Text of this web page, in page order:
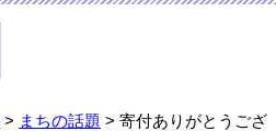
> まちの話題 > 寄付ありがとうござ